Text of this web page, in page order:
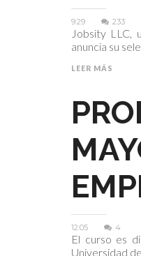
9:29 233
Jobsity LLC,
anuncia su
LEER MÁS
12:05 4
El curso es
Universidad